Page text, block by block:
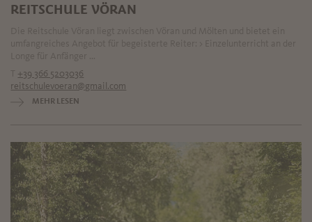
REITSCHULE VÖRAN
+39 366 5203036
reitschulevoeran@gmail.com
MEHR LESEN